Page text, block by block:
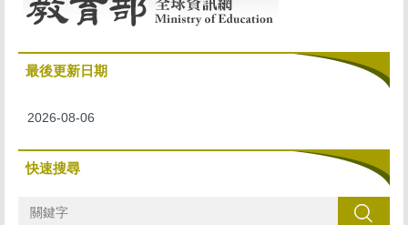
最後更新日期
2026-08-06
快速搜尋
搜尋